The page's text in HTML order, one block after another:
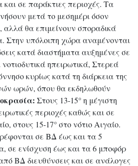
σε παράκτιες περιοχές. Τα
μετά το μεσημέρι όσον
θα επιμείνουν σποραδικά
Στην υπόλοιπη χώρα αναμένονται
κατά διαστήματα αυξημένες σε
ηπειρωτικά, Στερεά
κυρίως κατά τη διάρκεια της
ωρών, όπου θα εκδηλωθούν
Στους 13-15° η μέγιστη
περιοχές καθώς και σε
στους 15-17° στο νότιο Αιγαίο.
σε ΒΔ έως και τα 5
σε ενίσχυση έως και τα 6 μποφόρ
ΒΔ διευθύνσεις και σε ανάλογες